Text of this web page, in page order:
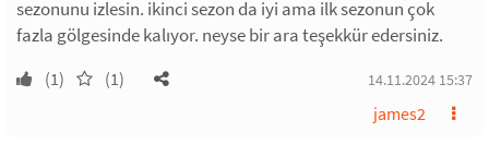
sezonunu izlesin. ikinci sezon da iyi ama ilk sezonun çok
fazla gölgesinde kalıyor. neyse bir ara teşekkür edersiniz.
(1) (1) 14.11.2024 15:37
james2